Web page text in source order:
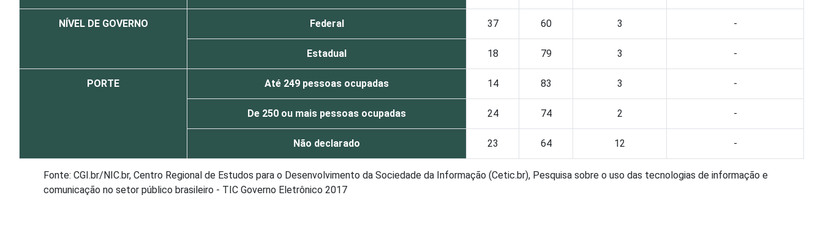
NÍVEL DE GOVERNO Federal 37 60 3 -
Estadual 18 79 3 -
PORTE Até 249 pessoas ocupadas 14 83 3 -
De 250 ou mais pessoas ocupadas 24 74 2 -
Não declarado 23 64 12 -
Fonte: CGI.br/NIC.br, Centro Regional de Estudos para o Desenvolvimento da Sociedade da Informação (Cetic.br), Pesquisa sobre o uso das tecnologias de informação e
comunicação no setor público brasileiro - TIC Governo Eletrônico 2017